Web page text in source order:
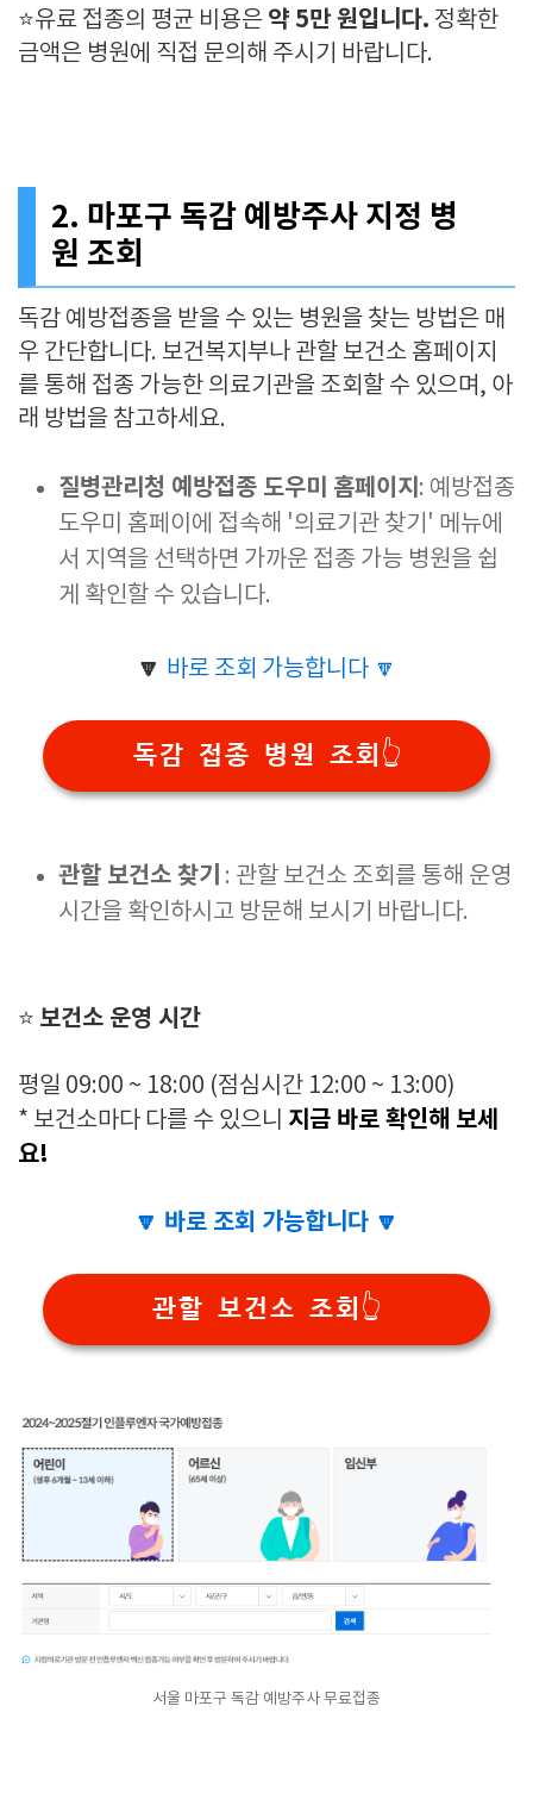
⭐유료 접종의 평균 비용은 약 5만 원입니다. 정확한
금액은 병원에 직접 문의해 주시기 바랍니다.
2. 마포구 독감 예방주사 지정 병
원 조회
독감 예방접종을 받을 수 있는 병원을 찾는 방법은 매
우 간단합니다. 보건복지부나 관할 보건소 홈페이지
를 통해 접종 가능한 의료기관을 조회할 수 있으며, 아
래 방법을 참고하세요.
질병관리청 예방접종 도우미 홈페이지 : 예방접종
도우미 홈페이에 접속해 '의료기관 찾기' 메뉴에
서 지역을 선택하면 가까운 접종 가능 병원을 쉽
게 확인할 수 있습니다.
🔽 바로 조회 가능합니다 🔽
독감 접종 병원 조회👆
관할 보건소 찾기 : 관할 보건소 조회를 통해 운영
시간을 확인하시고 방문해 보시기 바랍니다.
⭐ 보건소 운영 시간
평일 09:00 ~ 18:00 (점심시간 12:00 ~ 13:00)
* 보건소마다 다를 수 있으니 지금 바로 확인해 보세
요!
🔽 바로 조회 가능합니다 🔽
관할 보건소 조회👆
서울 마포구 독감 예방주사 무료접종